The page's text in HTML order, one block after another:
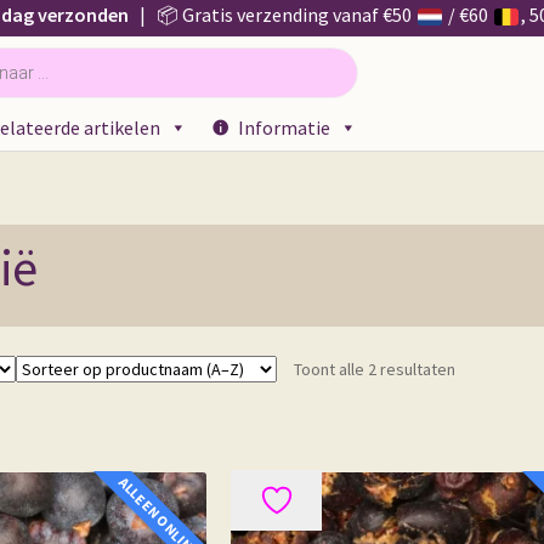
verzonden | 📦 Gratis verzending vanaf €50 / €60
,
artikelen Informatie
Toont alle 2 resultaten
ALLEEN ONLINE